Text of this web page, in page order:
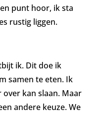
punt hoor, ik sta
rustig liggen.
ik. Dit doe ik
samen te eten. Ik
kan slaan. Maar
andere keuze. We